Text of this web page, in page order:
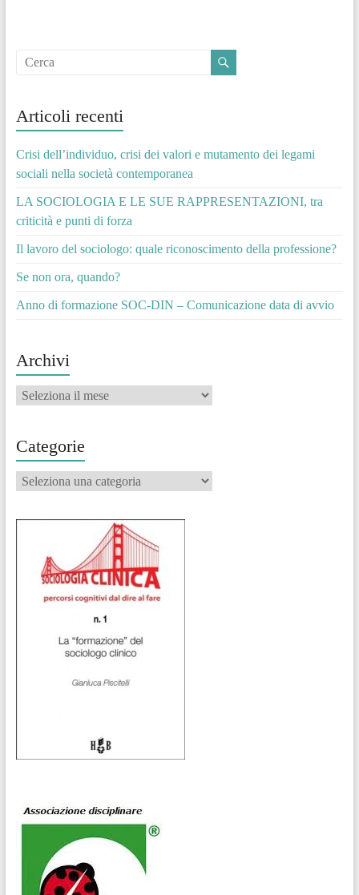
Articoli recenti
Crisi dell’individuo, crisi dei valori e mutamento dei legami
sociali nella società contemporanea
LA SOCIOLOGIA E LE SUE RAPPRESENTAZIONI, tra
criticità e punti di forza
Il lavoro del sociologo: quale riconoscimento della professione?
Se non ora, quando?
Anno di formazione SOC-DIN – Comunicazione data di avvio
Archivi
Archivi
Categorie
Categorie